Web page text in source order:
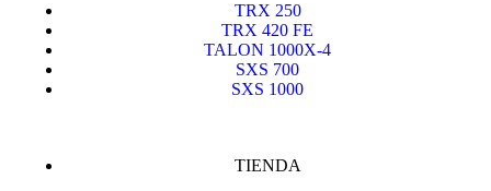
TRX 250
TRX 420 FE
TALON 1000X-4
SXS 700
SXS 1000
TIENDA